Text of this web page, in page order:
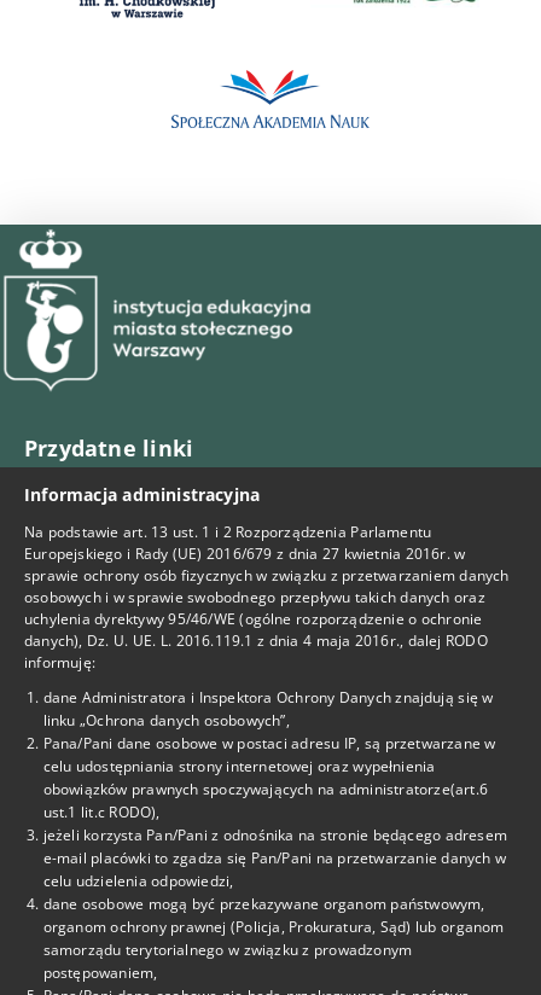
Przydatne linki
BIP
Facebook
Deklaracja Dostępności
tel. 22-825-69-15
tel. 22-825-69-29
tel. 725-460-302
cku1@eduwarszawa.pl
Adres
Informacja administracyjna
Na podstawie art. 13 ust. 1 i 2 Rozporządzenia Parlamentu
Europejskiego i Rady (UE) 2016/679 z dnia 27 kwietnia 2016r. w
sprawie ochrony osób fizycznych w związku z przetwarzaniem danych
osobowych i w sprawie swobodnego przepływu takich danych oraz
uchylenia dyrektywy 95/46/WE (ogólne rozporządzenie o ochronie
danych), Dz. U. UE. L. 2016.119.1 z dnia 4 maja 2016r., dalej RODO
informuję:
dane Administratora i Inspektora Ochrony Danych znajdują się w
linku „Ochrona danych osobowych”,
Pana/Pani dane osobowe w postaci adresu IP, są przetwarzane w
celu udostępniania strony internetowej oraz wypełnienia
obowiązków prawnych spoczywających na administratorze(art.6
ust.1 lit.c RODO),
jeżeli korzysta Pan/Pani z odnośnika na stronie będącego adresem
e-mail placówki to zgadza się Pan/Pani na przetwarzanie danych w
celu udzielenia odpowiedzi,
dane osobowe mogą być przekazywane organom państwowym,
organom ochrony prawnej (Policja, Prokuratura, Sąd) lub organom
samorządu terytorialnego w związku z prowadzonym
postępowaniem,